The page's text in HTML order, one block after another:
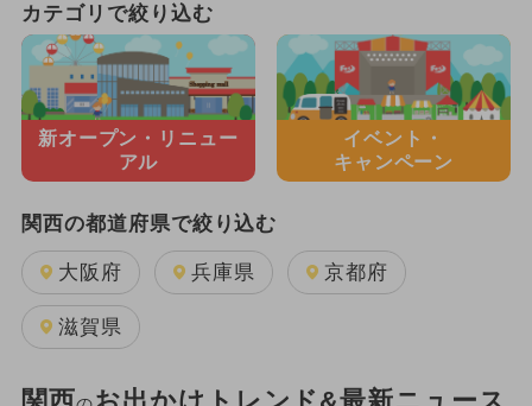
カテゴリで絞り込む
新オープン・ リニュー
アル
イベント・
キャンペーン
関西の都道府県で絞り込む
大阪府 兵庫県 京都府
滋賀県